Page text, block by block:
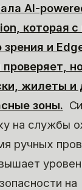
AI-
которая
и
жилеты и
зоны.
на службы
ручных
на